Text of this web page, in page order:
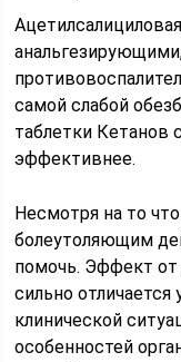
самой слабой
таблетки Кетанов
эффективнее.
Несмотря на то
болеутоляющим
помочь. Эффект от
сильно
клинической
особенностей